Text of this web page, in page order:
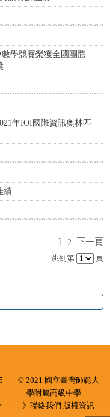
學競賽榮獲全國團體
年IOI國際資訊奧林匹
績
1 2 下一頁
跳到第 頁
© 2021 國立臺灣師範大
學附屬高級中學
》聯絡我們 版權資訊